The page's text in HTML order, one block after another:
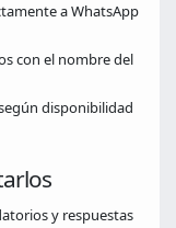
a WhatsApp
con el nombre del
disponibilidad
y respuestas